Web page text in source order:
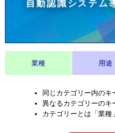
自動認識システム
業種 用途
同じカテゴリー内の
異なるカテゴリーのキ
カテゴリーとは「業